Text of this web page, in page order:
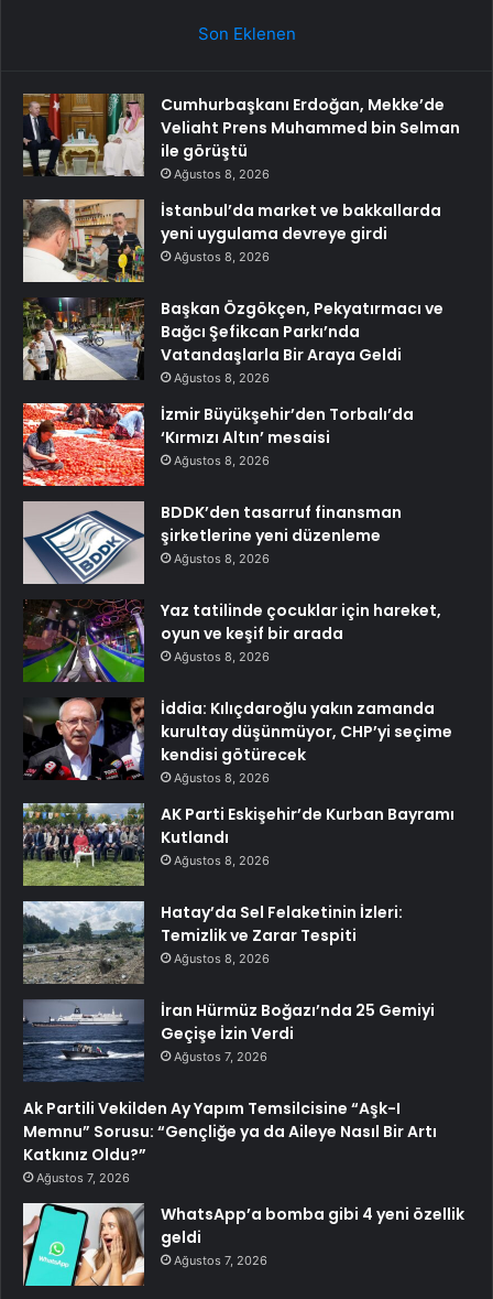
Son Eklenen
Cumhurbaşkanı Erdoğan, Mekke’de
Veliaht Prens Muhammed bin Selman
ile görüştü
Ağustos 8, 2026
İstanbul’da market ve bakkallarda
yeni uygulama devreye girdi
Ağustos 8, 2026
Başkan Özgökçen, Pekyatırmacı ve
Bağcı Şefikcan Parkı’nda
Vatandaşlarla Bir Araya Geldi
Ağustos 8, 2026
İzmir Büyükşehir’den Torbalı’da
‘Kırmızı Altın’ mesaisi
Ağustos 8, 2026
BDDK’den tasarruf finansman
şirketlerine yeni düzenleme
Ağustos 8, 2026
Yaz tatilinde çocuklar için hareket,
oyun ve keşif bir arada
Ağustos 8, 2026
İddia: Kılıçdaroğlu yakın zamanda
kurultay düşünmüyor, CHP’yi seçime
kendisi götürecek
Ağustos 8, 2026
AK Parti Eskişehir’de Kurban Bayramı
Kutlandı
Ağustos 8, 2026
Hatay’da Sel Felaketinin İzleri:
Temizlik ve Zarar Tespiti
Ağustos 8, 2026
İran Hürmüz Boğazı’nda 25 Gemiyi
Geçişe İzin Verdi
Ağustos 7, 2026
Ak Partili Vekilden Ay Yapım Temsilcisine “Aşk-I
Memnu” Sorusu: “Gençliğe ya da Aileye Nasıl Bir Artı
Katkınız Oldu?”
Ağustos 7, 2026
WhatsApp’a bomba gibi 4 yeni özellik
geldi
Ağustos 7, 2026